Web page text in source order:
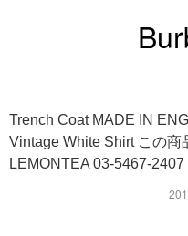
Trench Coat MADE IN
Vintage White Shirt この商
LEMONTEA 03-5467-